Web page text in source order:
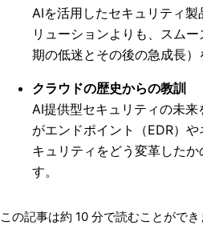
AIを活用したセキュリティ
リューションよりも、スム
期の低迷とその後の急成長）
クラウドの歴史からの教訓
AI提供型セキュリティの未
がエンドポイント（EDR）
キュリティをどう変革した
す。
この記事は約 10 分で読むことがで